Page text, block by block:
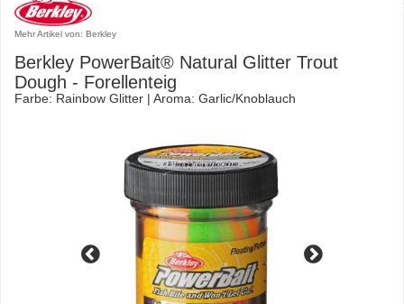
Mehr Artikel von: Berkley
Berkley PowerBait® Natural Glitter Trout
Dough - Forellenteig
Farbe: Rainbow Glitter | Aroma: Garlic/Knoblauch